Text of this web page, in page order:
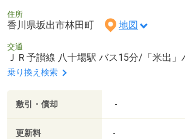
住所
香川県坂出市林田町 地図
交通
ＪＲ予讃線 八十場駅 バス15分/「米出
乗り換え検索
敷引・償却 -
更新料 -